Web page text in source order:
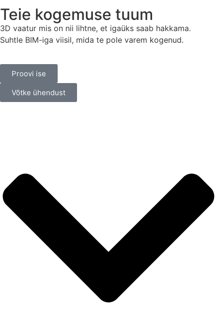
Teie kogemuse tuum
3D vaatur mis on nii lihtne, et igaüks saab hakkama.
Suhtle BIM-iga viisil, mida te pole varem kogenud.
Proovi ise
Võtke ühendust